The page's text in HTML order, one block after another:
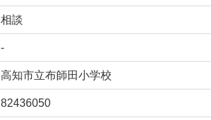
相談
-
高知市立布師田小学校
82436050